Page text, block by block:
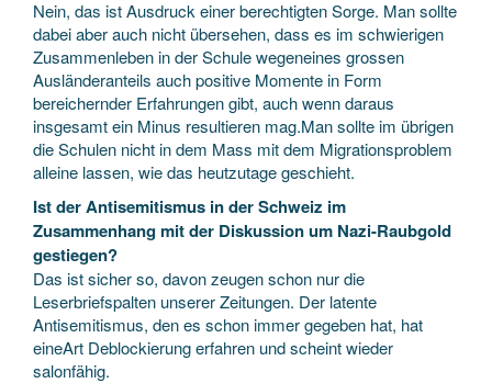
Nein, das ist Ausdruck einer berechtigten Sorge. Man sollte
dabei aber auch nicht übersehen, dass es im schwierigen
Zusammenleben in der Schule wegeneines grossen
Ausländeranteils auch positive Momente in Form
bereichernder Erfahrungen gibt, auch wenn daraus
insgesamt ein Minus resultieren mag.Man sollte im übrigen
die Schulen nicht in dem Mass mit dem Migrationsproblem
alleine lassen, wie das heutzutage geschieht.
Ist der Antisemitismus in der Schweiz im
Zusammenhang mit der Diskussion um Nazi-Raubgold
gestiegen?
Das ist sicher so, davon zeugen schon nur die
Leserbriefspalten unserer Zeitungen. Der latente
Antisemitismus, den es schon immer gegeben hat, hat
eineArt Deblockierung erfahren und scheint wieder
salonfähig.